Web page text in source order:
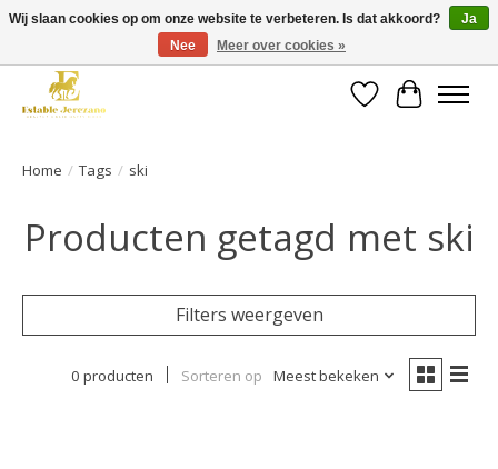
Gratis verzending vanaf €49 op een groot deel van ons assortiment
Verlanglijst
Home / Tags / ski
Producten getagd met ski
Filters weergeven
0 producten Sorteren op Meest bekeken
Wij slaan cookies op om onze website te verbeteren. Is dat akkoord?
Ja
Nee
Meer over cookies »